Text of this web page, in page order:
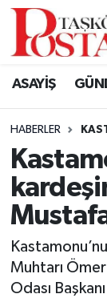
ASAYİŞ
HABERLER
Muhtarı
Odası
Araç
Azdavay
Bozkurt